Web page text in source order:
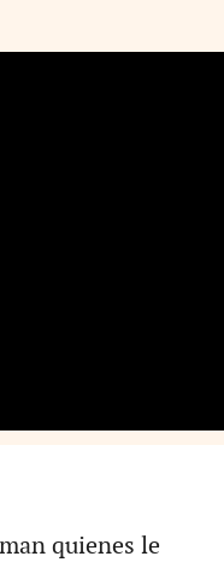
quienes le